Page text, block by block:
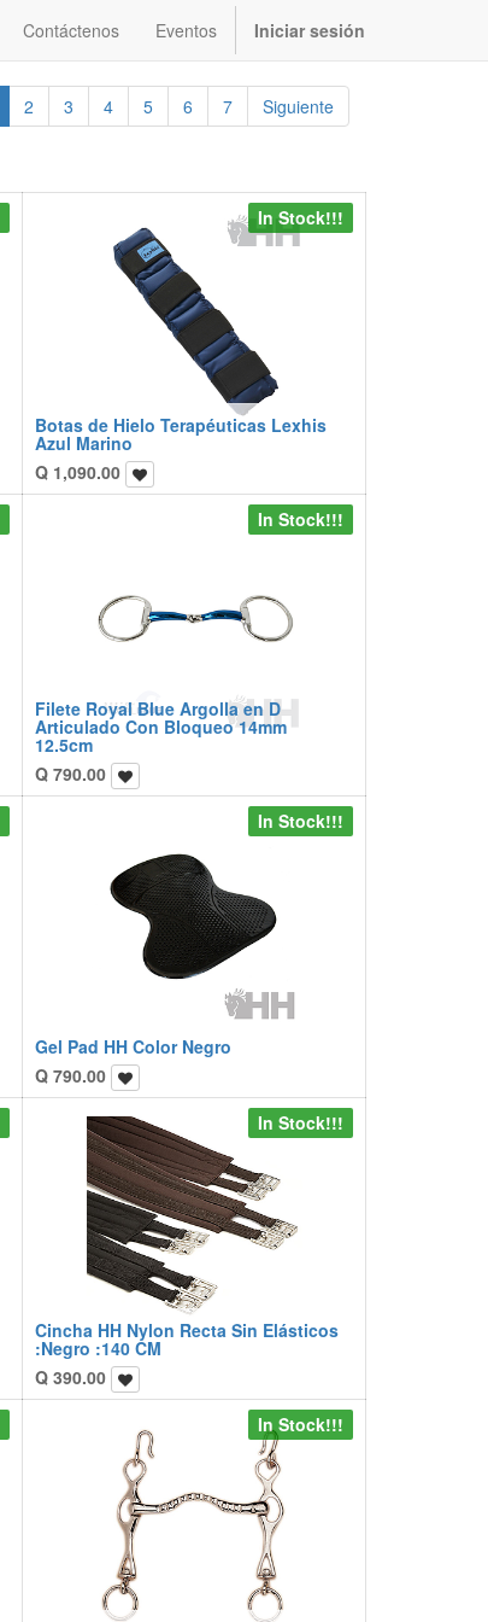
Contáctenos Eventos Iniciar sesión
2 3 4 5 6 7 Siguiente
Botas de Hielo Terapéuticas Lexhis
Azul Marino
Q 1,090.00
In Stock!!!
Filete Royal Blue Argolla en D
Articulado Con Bloqueo 14mm
12.5cm
Q 790.00
In Stock!!!
Gel Pad HH Color Negro
Q 790.00
In Stock!!!
Cincha HH Nylon Recta Sin Elásticos
:Negro :140 CM
Q 390.00
In Stock!!!
In Stock!!!